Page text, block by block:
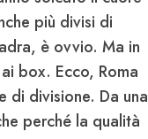
più divisi di
è ovvio. Ma in
box. Ecco, Roma
di divisione. Da una
perché la qualità